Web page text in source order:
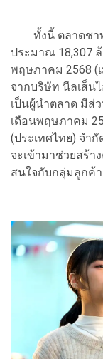
ทั้งนี้ ตลาดชาพ
ประมาณ 18,307
พฤษภาคม 2568 (
จากบริษัท นีลเส็น
เป็นผู้นำตลาด มีส่
เดือนพฤษภาคม
(ประเทศไทย) จำ
จะเข้ามาช่วยสร้า
สนใจกับกลุ่มลูกค้า